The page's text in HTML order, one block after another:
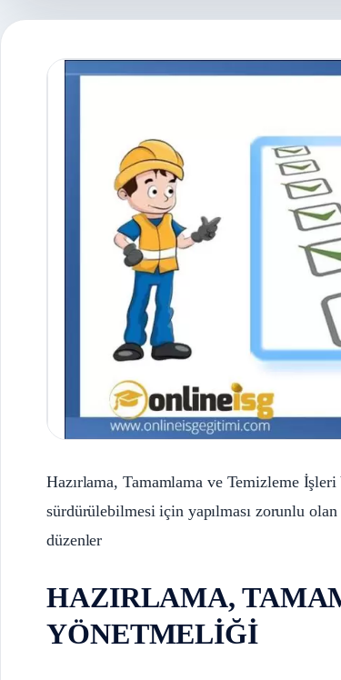
Hazırlama, Tamamlama ve Temizleme
sürdürülebilmesi için yapılması zorunlu
düzenler
HAZIRLAMA,
YÖNETMELİĞİ